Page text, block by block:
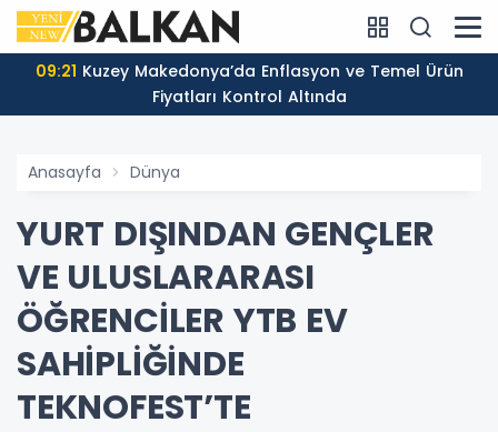
09:21
Fiyatları Kontrol Altında
Anasayfa Dünya
YURT DIŞINDAN GENÇLER
VE ULUSLARARASI
ÖĞRENCİLER YTB EV
SAHİPLİĞİNDE
TEKNOFEST’TE